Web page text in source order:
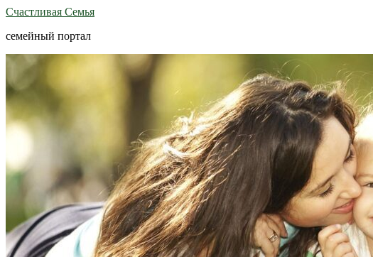
Счастливая Семья
семейный портал